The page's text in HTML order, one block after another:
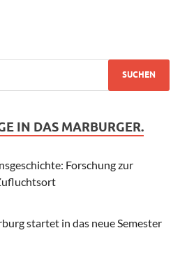
IN DAS MARBURGER.
Forschung zur
startet in das neue Semester